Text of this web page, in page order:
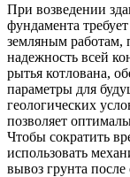
При возведении
фундамента
земляным работам,
надежность всей
рытья котлована,
параметры для
геологических
позволяет
Чтобы сократить
использовать
вывоз грунта